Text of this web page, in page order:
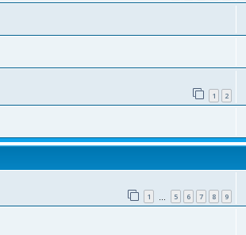
1 2
1 5 6 7 8 9